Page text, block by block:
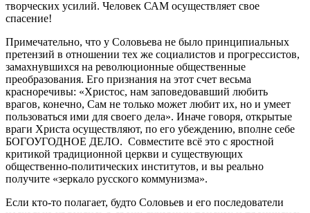
творческих усилий. Человек САМ осуществляет свое
спасение!
Примечательно, что у Соловьева не было принципиальных
претензий в отношении тех же социалистов и прогрессистов,
замахнувшихся на революционные общественные
преобразования. Его признания на этот счет весьма
красноречивы: «Христос, нам заповедовавший любить
врагов, конечно, Сам не только может любит их, но и умеет
пользоваться ими для своего дела». Иначе говоря, открытые
враги Христа осуществляют, по его убеждению, вполне себе
БОГОУГОДНОЕ ДЕЛО. Совместите всё это с яростной
критикой традиционной церкви и существующих
общественно-политических институтов, и вы реально
получите «зеркало русского коммунизма».
Если кто-то полагает, будто Соловьев и его последователи